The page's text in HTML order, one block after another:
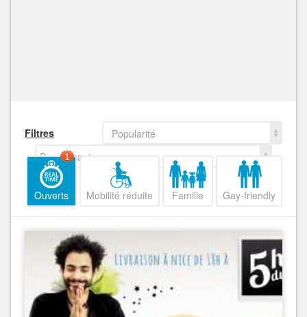
Filtres
Popularité
Decroissant
Ouverts
1
Mobilité réduite Famille Gay-friendly